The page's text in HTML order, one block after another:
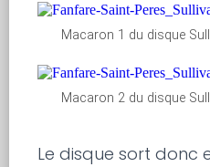
Macaron 1 du disque
Macaron 2 du disque
Le disque sort donc